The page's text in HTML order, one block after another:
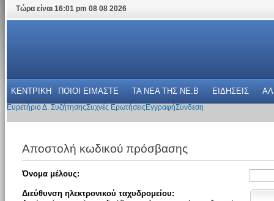
Τώρα είναι 16:01 pm 08 08 2026
ΚΕΝΤΡΙΚΗ ΠΟΙΟΙ ΕΙΜΑΣΤΕ ΤΑ ΝΕΑ THΣ NE.B ΕΙΔΗΣΕΙΣ
Ευρετήριο Δ. ΣυζήτησηςΣυχνές Ερωτήσεις ΕγγραφήΣύνδεση
Αποστολή κωδικού πρόσβασης
Όνομα μέλους:
Διεύθυνση ηλεκτρονικού ταχυδρομείου: